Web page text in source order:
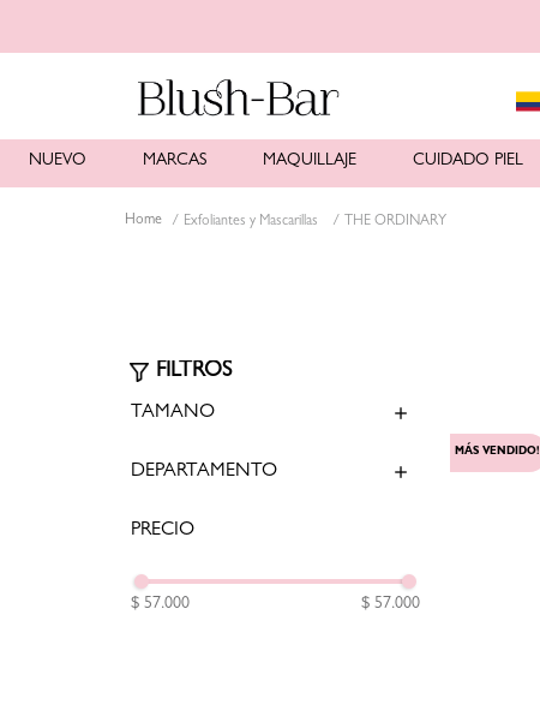
NUEVO MARCAS MAQUILLAJE CUIDADO PIEL
Exfoliantes y Mascarillas THE ORDINARY
TAMAÑO
30 ml (1)
DEPARTAMENTO
Cuidado Piel
$ 57.000 $ 57.000
MÁS VENDIDO!